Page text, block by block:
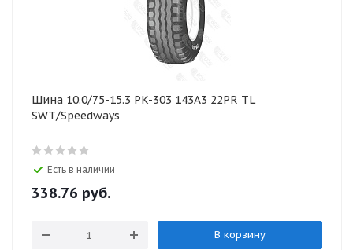
Шина 10.0/75-15.3 PK-303 143A3 22PR TL
SWT/Speedways
Есть в наличии
338.76 руб.
В корзину